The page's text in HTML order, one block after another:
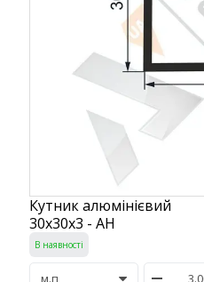
Кутник алюмінієвий
30х30х3 - АН
В наявності